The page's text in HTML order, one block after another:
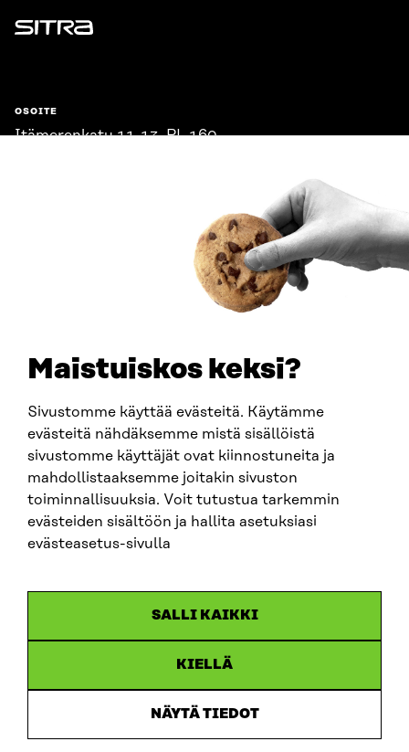
Maistuiskos keksi?
Sivustomme käyttää evästeitä. Käytämme
evästeitä nähdäksemme mistä sisällöistä
sivustomme käyttäjät ovat kiinnostuneita ja
mahdollistaaksemme joitakin sivuston
toiminnallisuuksia. Voit tutustua tarkemmin
evästeiden sisältöön ja hallita asetuksiasi
evästeasetus-sivulla
SALLI KAIKKI
KIELLÄ
NÄYTÄ TIEDOT
Sitra
OSOITE
Itämerenkatu 11-13, PL 160,
SITRA SOSIAALISESSA MEDIASSA
LinkedIn
Instagram
YouTube
Saavutettavuusseloste
Asiakirjajulkisuus